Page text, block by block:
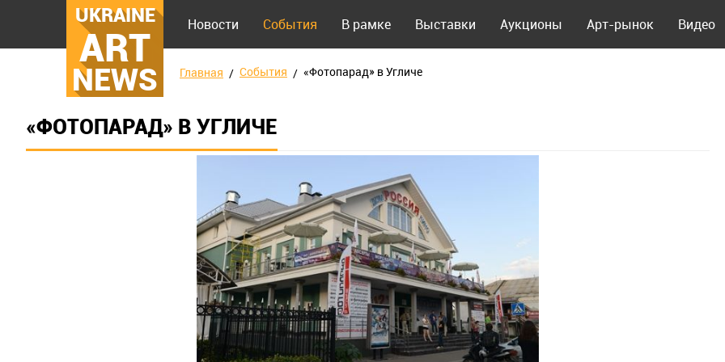
UKRAINE
ART
NEWS
Новости События В рамке Выставки Аукционы Арт-рынок Видео
Главная События «Фотопарад» в Угличе
«ФОТОПАРАД» В УГЛИЧЕ